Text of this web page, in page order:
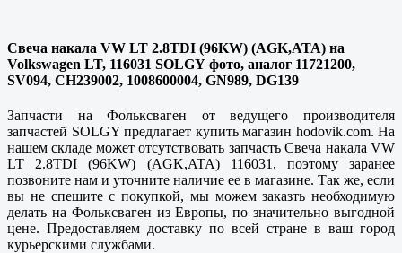
Свеча накала VW LT 2.8TDI (96KW) (AGK,ATA) на
Volkswagen LT, 116031 SOLGY фото, аналог 11721200,
SV094, CH239002, 1008600004, GN989, DG139
Запчасти на Фольксваген от ведущего производителя
запчастей SOLGY предлагает купить магазин hodovik.com. На
нашем складе может отсутствовать запчасть Свеча накала VW
LT 2.8TDI (96KW) (AGK,ATA) 116031, поэтому заранее
позвоните нам и уточните наличие ее в магазине. Так же, если
вы не спешите с покупкой, мы можем заказть необходимую
делать на Фольксваген из Европы, по значительно выгодной
цене. Предоставляем доставку по всей стране в ваш город
курьерскими службами.